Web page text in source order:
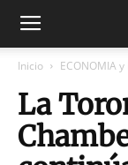
Inicio ECONOMIA y
La